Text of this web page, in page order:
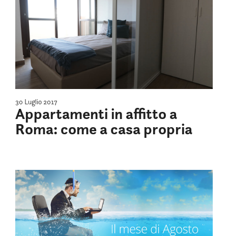
30 Luglio 2017
Appartamenti in affitto a
Roma: come a casa propria